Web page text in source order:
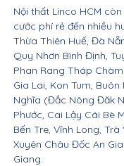
Nội thất Linco HCM
cước phí rẻ đến nhiều
Thừa Thiên Huế, Đà
Quy Nhơn Bình Định,
Phan Rang Tháp
Gia Lai, Kon Tum,
Nghĩa (Đắc Nông Đăk
Phước, Cai Lậy Cái Bè
Bến Tre, Vĩnh Long,
Xuyên Châu Đốc An
Giang.